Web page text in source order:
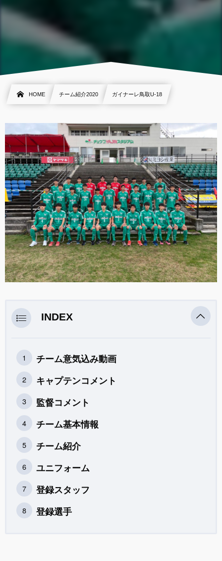
HOME チーム紹介2020 ガイナーレ鳥取U-18
INDEX
チーム意気込み動画
キャプテンコメント
監督コメント
チーム基本情報
チーム紹介
ユニフォーム
登録スタッフ
登録選手